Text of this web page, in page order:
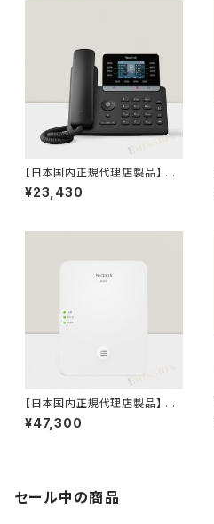
【日本国内正規代理店製品】 SI
P-T73U Yealink ギガビット IP
電話機 SIP電話機
¥23,430
【日本国内正規代理店製品】 W
80B DECTベースステーション
Yealink デジタルコードレス IP
¥47,300
セール中の商品